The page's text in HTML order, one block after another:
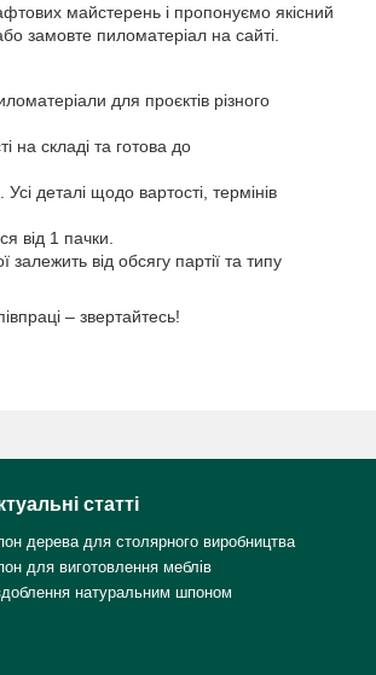
майстерень і пропонуємо якісний
замовте пиломатеріал на сайті.
для проєктів різного
на складі та готова до
деталі щодо вартості, термінів
від 1 пачки.
залежить від обсягу партії та типу
– звертайтесь!
статті
дерева для столярного виробництва
для виготовлення меблів
натуральним шпоном